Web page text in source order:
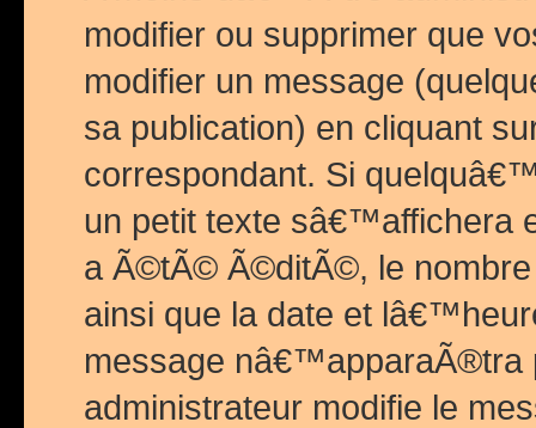
modifier ou supprimer que
modifier un message
sa publication) en cliquant
correspondant. Si
un petit texte sâ€™affichera
a Ã©tÃ© Ã©ditÃ©, le
ainsi que la date et
message nâ€™apparaÃ®tra
administrateur modifie le